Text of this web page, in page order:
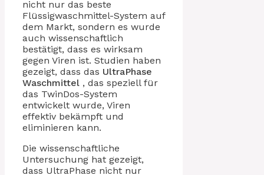
nicht nur das beste
Flüssigwaschmittel-System auf
dem Markt, sondern es wurde
auch wissenschaftlich
bestätigt, dass es wirksam
gegen Viren ist. Studien haben
gezeigt, dass das UltraPhase
Waschmittel , das speziell für
das TwinDos-System
entwickelt wurde, Viren
effektiv bekämpft und
eliminieren kann.
Die wissenschaftliche
Untersuchung hat gezeigt,
dass UltraPhase nicht nur